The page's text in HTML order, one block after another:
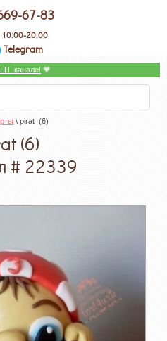
67-83
10:00-20:00
Telegram
канале! 💗
\ pirat  (6)
(6)
# 22339